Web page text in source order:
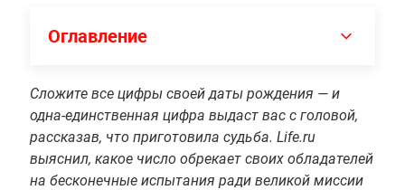
Оглавление
Сложите все цифры своей даты рождения — и
одна-единственная цифра выдаст вас с головой,
рассказав, что приготовила судьба. Life.ru
выяснил, какое число обрекает своих обладателей
на бесконечные испытания ради великой миссии